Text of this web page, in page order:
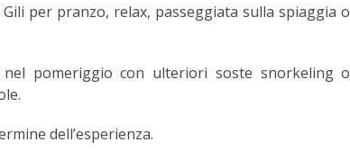
per pranzo, relax, passeggiata sulla spiaggia o
nel pomeriggio con ulteriori soste snorkeling o
dell’esperienza.